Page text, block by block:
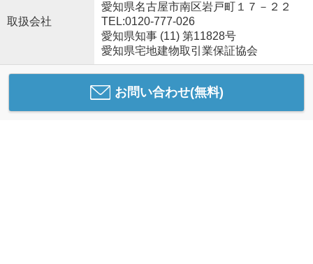
取扱会社
愛知県名古屋市南区岩戸町１７－２２
TEL:0120-777-026
愛知県知事 (11) 第11828号
愛知県宅地建物取引業保証協会
お問い合わせ(無料)